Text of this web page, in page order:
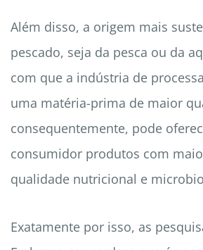
Além disso, a origem mais
pescado, seja da pesca ou da
com que a indústria de
uma matéria-prima de maior
consequentemente, pode
consumidor produtos com
qualidade nutricional e
Exatamente por isso, as